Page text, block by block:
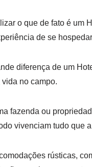
o que de fato é um
de se
diferença de um
no campo.
fazenda ou
vivenciam tudo que
rústicas,